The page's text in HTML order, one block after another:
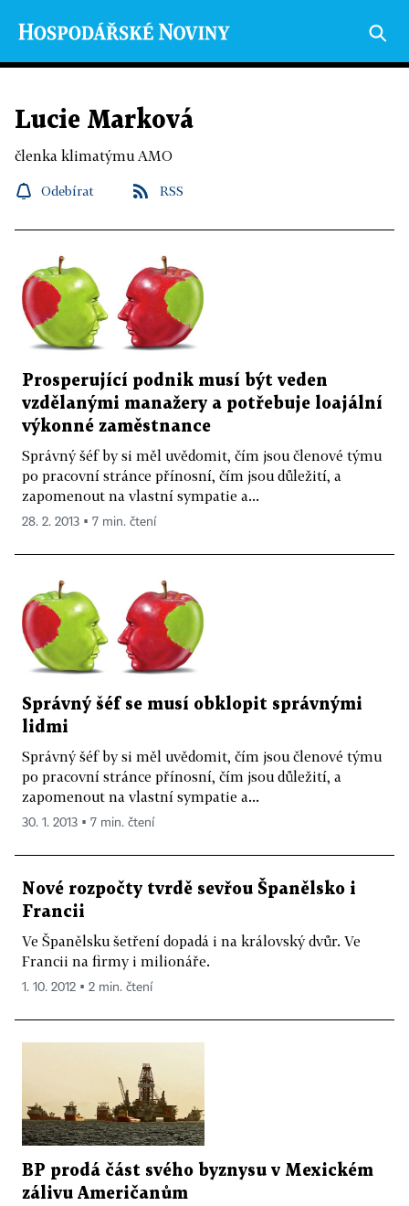
Lucie Marková
členka klimatýmu AMO
Odebírat RSS
Prosperující podnik musí být veden
vzdělanými manažery a potřebuje loajální
výkonné zaměstnance
Správný šéf by si měl uvědomit, čím jsou členové týmu
po pracovní stránce přínosní, čím jsou důležití, a
zapomenout na vlastní sympatie a...
28. 2. 2013 ▪ 7 min. čtení
Správný šéf se musí obklopit správnými
lidmi
Správný šéf by si měl uvědomit, čím jsou členové týmu
po pracovní stránce přínosní, čím jsou důležití, a
zapomenout na vlastní sympatie a...
30. 1. 2013 ▪ 7 min. čtení
Nové rozpočty tvrdě sevřou Španělsko i
Francii
Ve Španělsku šetření dopadá i na královský dvůr. Ve
Francii na firmy i milionáře.
1. 10. 2012 ▪ 2 min. čtení
BP prodá část svého byznysu v Mexickém
zálivu Američanům